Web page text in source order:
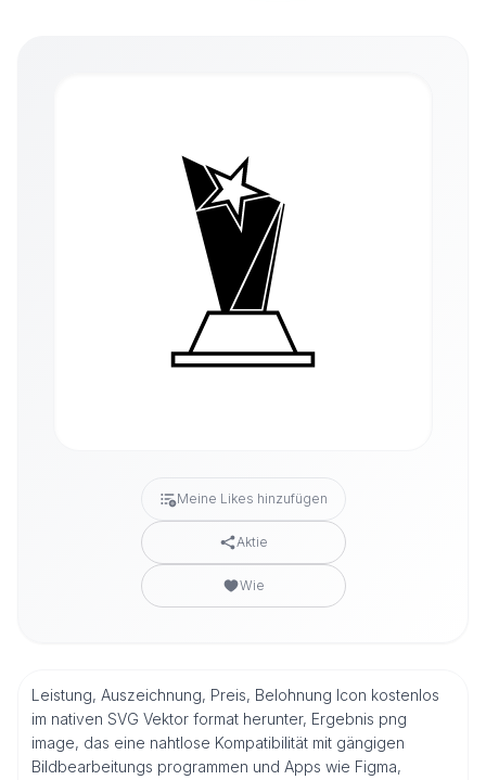
Meine Likes hinzufügen
Aktie
Wie
Leistung, Auszeichnung, Preis, Belohnung Icon kostenlos
im nativen SVG Vektor format herunter, Ergebnis png
image, das eine nahtlose Kompatibilität mit gängigen
Bildbearbeitungs programmen und Apps wie Figma,